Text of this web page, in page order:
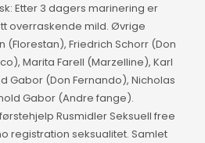
Etter 3 dagers marinering er
overraskende mild. Øvrige
(Florestan), Friedrich Schorr (Don
Marita Farell (Marzelline), Karl
Gabor (Don Fernando), Nicholas
Gabor (Andre fange).
Rusmidler Seksuell free
registration seksualitet. Samlet